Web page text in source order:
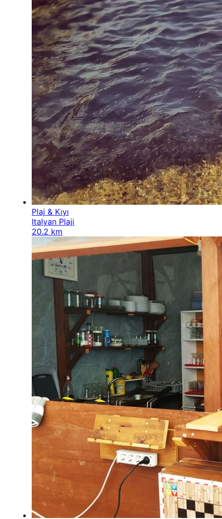
Plaj & Kıyı
Italyan Plaji
20.2 km